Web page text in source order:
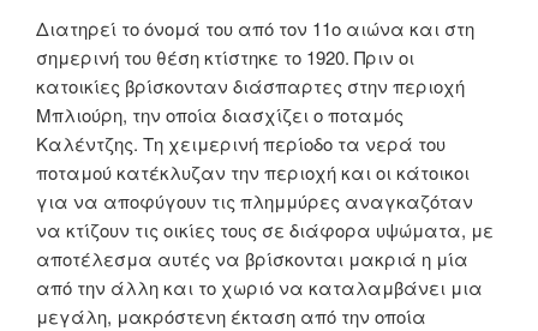
Διατηρεί το όνομά του από τον 11ο αιώνα και στη
σημερινή του θέση κτίστηκε το 1920. Πριν οι
κατοικίες βρίσκονταν διάσπαρτες στην περιοχή
Μπλιούρη, την οποία διασχίζει ο ποταμός
Καλέντζης. Τη χειμερινή περίοδο τα νερά του
ποταμού κατέκλυζαν την περιοχή και οι κάτοικοι
για να αποφύγουν τις πλημμύρες αναγκαζόταν
να κτίζουν τις οικίες τους σε διάφορα υψώματα, με
αποτέλεσμα αυτές να βρίσκονται μακριά η μία
από την άλλη και το χωριό να καταλαμβάνει μια
μεγάλη, μακρόστενη έκταση από την οποία